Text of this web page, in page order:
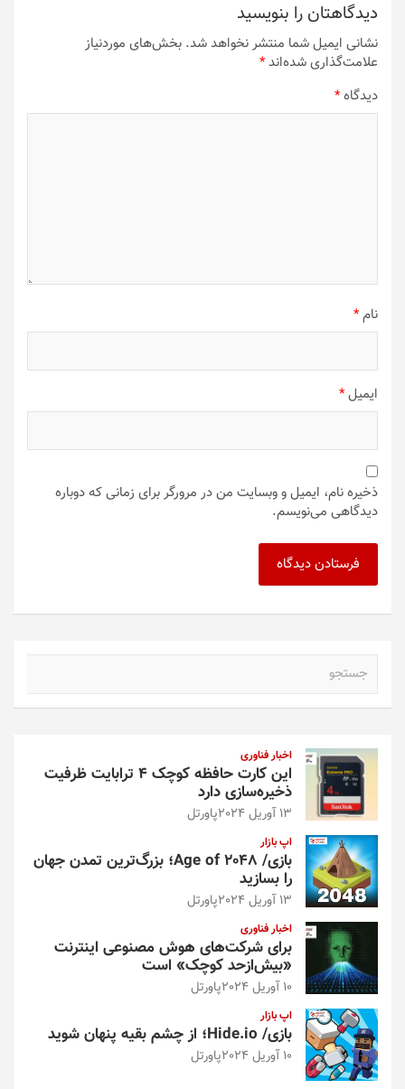
دیدگاهتان را بنویسید
نشانی ایمیل شما منتشر نخواهد شد. بخش‌های موردنیاز
علامت‌گذاری شده‌اند*
دیدگاه*
نام*
ایمیل*
ذخیره نام، ایمیل و وبسایت من در مرورگر برای زمانی که دوباره
دیدگاهی می‌نویسم.
اخبار فناوری
این کارت حافظه کوچک ۴ ترابایت ظرفیت
ذخیره‌سازی دارد
13 آوریل 2024 پاورتل
اپ بازار
بازی/ Age of 2048؛ بزرگ‌ترین تمدن جهان
را بسازید
13 آوریل 2024 پاورتل
اخبار فناوری
برای شرکت‌های هوش مصنوعی اینترنت
«بیش‌از‌حد کوچک» است
10 آوریل 2024 پاورتل
اپ بازار
بازی/ Hide.io؛ از چشم بقیه پنهان شوید
10 آوریل 2024 پاورتل